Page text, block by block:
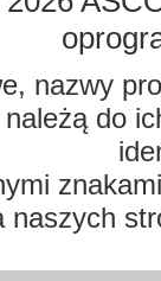
nazwy
do
naszych